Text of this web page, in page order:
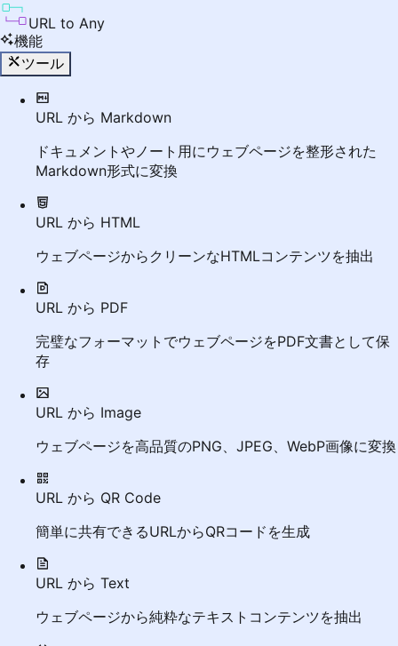
URL to Any
機能
ツール
URL から Markdown
ドキュメントやノート用にウェブページを整形された
Markdown形式に変換
URL から HTML
ウェブページからクリーンなHTMLコンテンツを抽出
URL から PDF
完璧なフォーマットでウェブページをPDF文書として保
存
URL から Image
ウェブページを高品質のPNG、JPEG、WebP画像に変換
URL から QR Code
簡単に共有できるURLからQRコードを生成
URL から Text
ウェブページから純粋なテキストコンテンツを抽出